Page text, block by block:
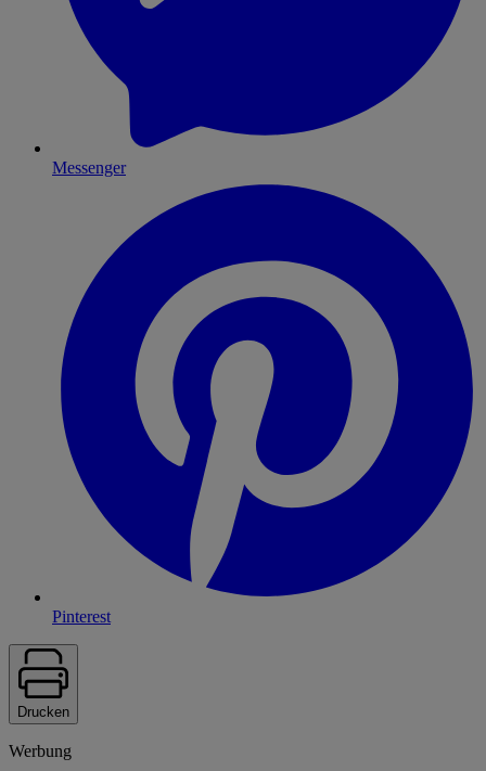
Messenger
Pinterest
Drucken
Werbung